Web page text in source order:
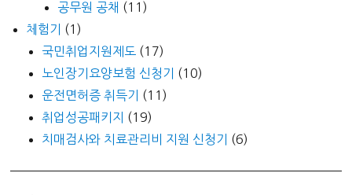
공무원 공채 (11)
체험기
(1)
국민취업지원제도 (17)
노인장기요양보험 신청기
(10)
운전면허증 취득기
(11)
취업성공패키지
(19)
치매검사와 치료관리비 지원 신청기
(6)